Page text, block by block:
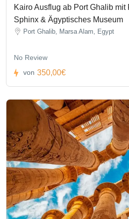
Kairo Ausflug ab Port Ghalib mit
Sphinx & Ägyptisches Museum
Port Ghalib, Marsa Alam, Egypt
No Review
von 350,00€